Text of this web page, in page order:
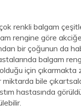
renkli balgam
rengine göre
bir çoğunun da
balgam
için çıkarmakta
miktarda bile
hastasında